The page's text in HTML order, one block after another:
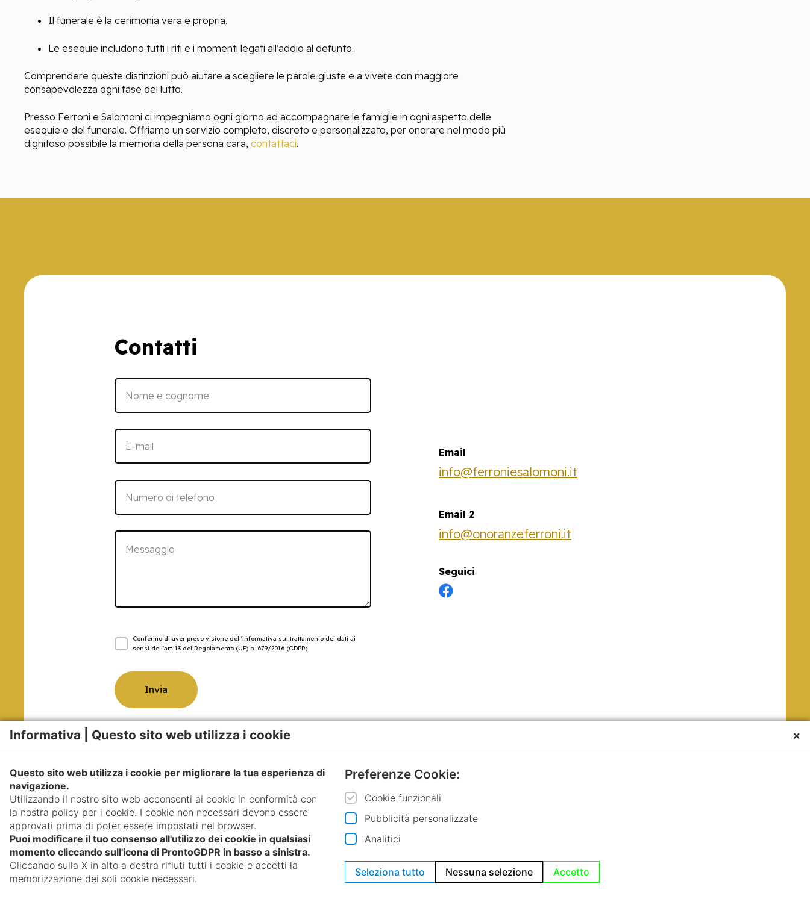
Il funerale è la cerimonia vera e propria.
Le esequie includono tutti i riti e i momenti legati all’addio al defunto.
Comprendere queste distinzioni può aiutare a scegliere le parole giuste e a vivere con maggiore
consapevolezza ogni fase del lutto.
Presso Ferroni e Salomoni ci impegniamo ogni giorno ad accompagnare le famiglie in ogni aspetto delle
esequie e del funerale. Offriamo un servizio completo, discreto e personalizzato, per onorare nel modo più
dignitoso possibile la memoria della persona cara, contattaci.
Contatti
Confermo di aver preso visione dell'informativa sul trattamento dei dati ai
sensi dell'art. 13 del Regolamento (UE) n. 679/2016 (GDPR).
Email
info@ferroniesalomoni.it
Email 2
info@onoranzeferroni.it
Seguici
Informativa | Questo sito web utilizza i cookie ×
Questo sito web utilizza i cookie per migliorare la tua esperienza di
navigazione.
Utilizzando il nostro sito web acconsenti ai cookie in conformità con
la nostra policy per i cookie. I cookie non necessari devono essere
approvati prima di poter essere impostati nel browser.
Puoi modificare il tuo consenso all'utilizzo dei cookie in qualsiasi
momento cliccando sull'icona di ProntoGDPR in basso a sinistra.
Cliccando sulla X in alto a destra rifiuti tutti i cookie e accetti la
memorizzazione dei soli cookie necessari.
Preferenze Cookie:
Cookie funzionali
Pubblicità personalizzate
Analitici
Seleziona tutto Nessuna selezione Accetto